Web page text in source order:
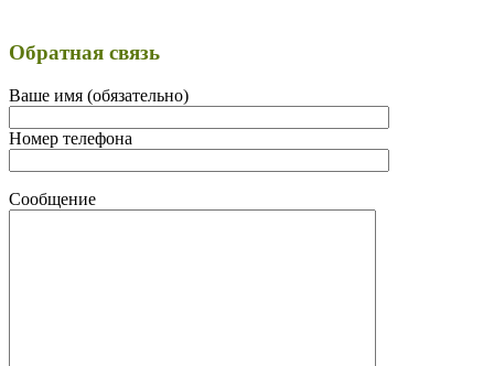
Обратная связь
Ваше имя (обязательно)
Номер телефона
Сообщение